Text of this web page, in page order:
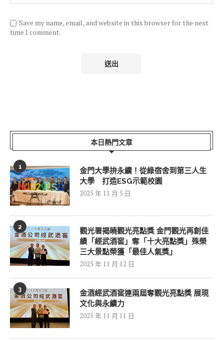
Save my name, email, and website in this browser for the next
time I comment.
本日熱門文章
1
金門大學拚永續！從綠宿舍到第三人生
大學 打造ESG示範校園
2025 年 11 月 5 日
2
觀光署揭曉觀光亮點獎 金門觀光再創佳
績「經武酒窖」奪「十大亮點獎」殊榮
三大景點榮獲「最佳人氣獎」
2025 年 11 月 12 日
3
金酒經武酒窖連兩屆奪觀光亮點獎 展現
文化與永續力
2025 年 11 月 11 日